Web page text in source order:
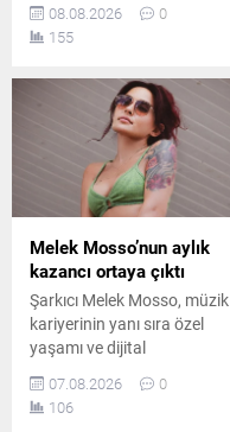
kazandı. Formda
görüntüsüyle dikkat çeken
sürede çok sayıda yorum
08.08.2026
0
155
Melek Mosso’nun aylık
kazancı ortaya çıktı
Şarkıcı Melek Mosso, müzik
kariyerinin yanı sıra özel
yaşamı ve dijital
platformlardaki
çalışmalarıyla da adından
söz ettiriyor. Instagram’da
07.08.2026
0
106